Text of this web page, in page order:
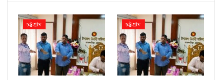
চট্টগ্রাম চট্টগ্রাম